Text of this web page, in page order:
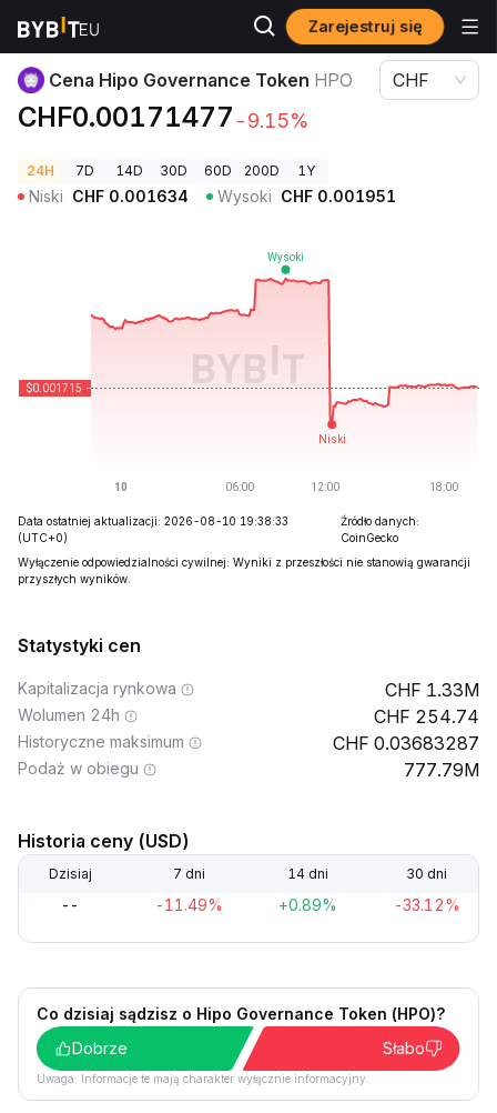
Zarejestruj się
Ceny kryptowalut Cena Hipo Governance Token HPO
Cena Hipo Governance Token HPO
CHF0.00171477 -9.15%
CHF
24H 7D 14D 30D 60D 200D 1Y
Niski CHF 0.001634 Wysoki CHF 0.001951
Data ostatniej aktualizacji: 2026-08-10 19:38:33
(UTC+0)
Źródło danych:
CoinGecko
Wyłączenie odpowiedzialności cywilnej: Wyniki z przeszłości nie stanowią gwarancji
przyszłych wyników.
Statystyki cen
Kapitalizacja rynkowa 1.33M
Wolumen 24h 254.74
Historyczne maksimum 0.03683287
Podaż w obiegu 777.79M
Historia ceny (USD)
Dzisiaj 7 dni 14 dni 30 dni
-- -11.49% +0.89% -33.12%
Co dzisiaj sądzisz o Hipo Governance Token (HPO)?
Dobrze
Słabo
Uwaga: Informacje te mają charakter wyłącznie informacyjny.